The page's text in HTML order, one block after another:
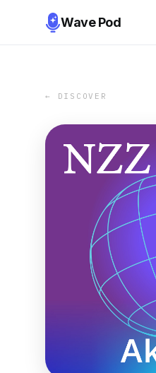
Wave Pod
← DISCOVER